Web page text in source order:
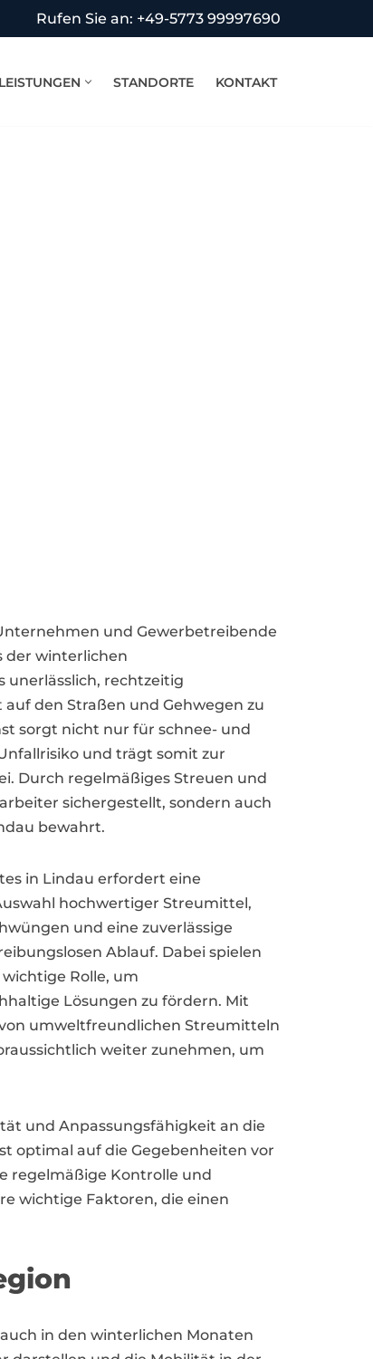
Rufen Sie an: +49-5773 99997690
LEISTUNGEN STANDORTE KONTAKT
und Gewerbetreibende
der winterlichen
unerlässlich, rechtzeitig
den Straßen und Gehwegen zu
sorgt nicht nur für schnee- und
und trägt somit zur
Durch regelmäßiges Streuen und
sichergestellt, sondern auch
bewahrt.
in Lindau erfordert eine
hochwertiger Streumittel,
und eine zuverlässige
Ablauf. Dabei spielen
Rolle, um
Lösungen zu fördern. Mit
umweltfreundlichen Streumitteln
weiter zunehmen, um
und Anpassungsfähigkeit an die
optimal auf die Gegebenheiten vor
regelmäßige Kontrolle und
wichtige Faktoren, die einen
in den winterlichen Monaten